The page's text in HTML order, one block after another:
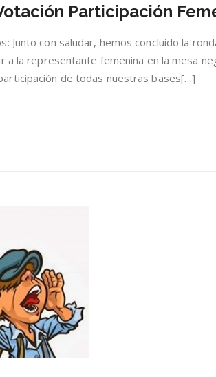
De
Votación
Participación
Participación
Junto con saludar, hemos concluido la
a la representante femenina en la mesa
de todas nuestras bases[…]